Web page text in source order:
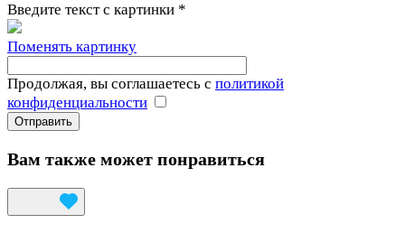
Введите текст с картинки *
Поменять картинку
Продолжая, вы соглашаетесь с политикой
конфиденциальности
Вам также может понравиться